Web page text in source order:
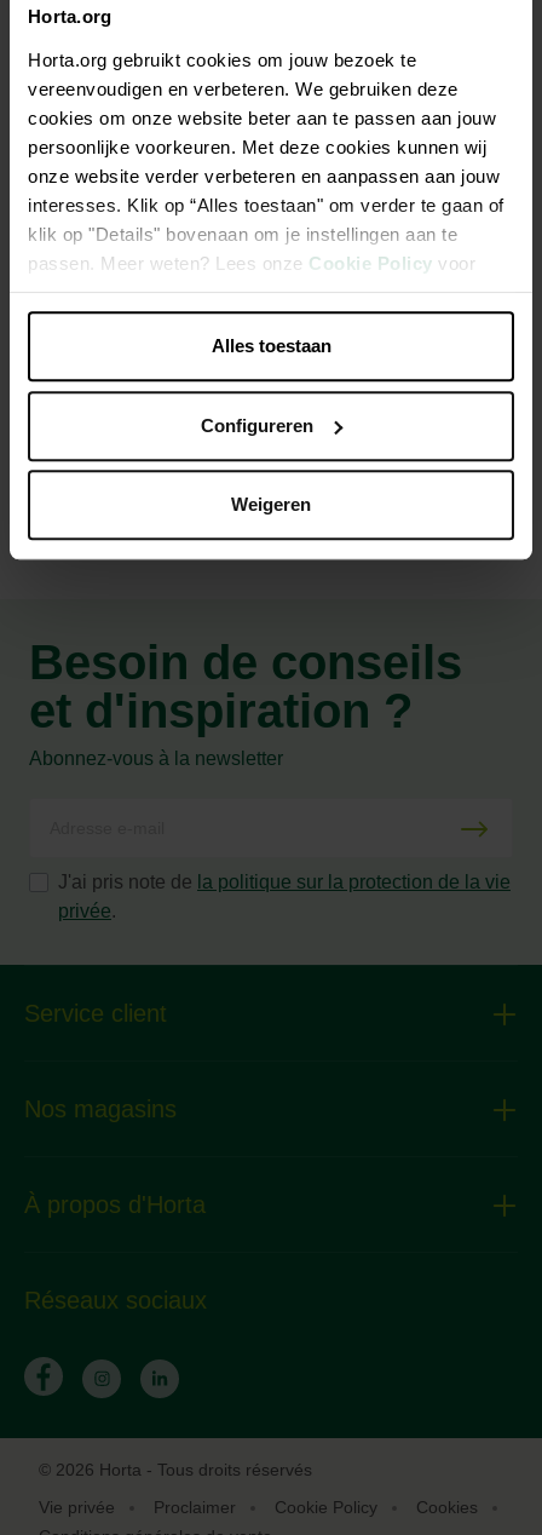
Horta.org
Horta.org gebruikt cookies om jouw bezoek te
vereenvoudigen en verbeteren. We gebruiken deze
cookies om onze website beter aan te passen aan jouw
persoonlijke voorkeuren. Met deze cookies kunnen wij
onze website verder verbeteren en aanpassen aan jouw
interesses. Klik op “Alles toestaan" om verder te gaan of
klik op "Details" bovenaan om je instellingen aan te
passen. Meer weten? Lees onze Cookie Policy voor
meer informatie.
Alles toestaan
Configureren
Weigeren
Retour à l'aperçu
€ 4149
€ 4882
ACTION MEUBLES DE JARDIN
d'ensemble.
Tous les magasins n'ont pas la même gamme
Besoin de conseils
et d'inspiration ?
Abonnez-vous à la newsletter
J'ai pris note de la politique sur la protection de la vie
privée.
Service client
Nos magasins
À propos d'Horta
Réseaux sociaux
© 2026 Horta - Tous droits réservés
Vie privée
Proclaimer Cookie Policy
Cookies